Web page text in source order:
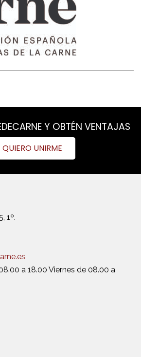
Y OBTÉN VENTAJAS
QUIERO UNIRME
1º.
a 18.00 Viernes de 08.00 a